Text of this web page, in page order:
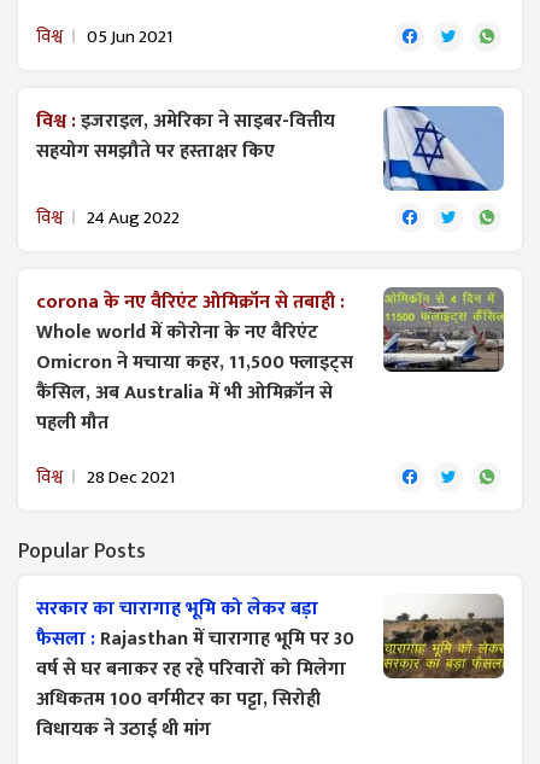
विश्व 05 Jun 2021
विश्व :इजराइल, अमेरिका ने साइबर-वित्तीय
सहयोग समझौते पर हस्ताक्षर किए
विश्व 24 Aug 2022
corona के नए वैरिएंट ओमिक्रॉन से तबाही :
Whole world में कोरोना के नए वैरिएंट
Omicron ने मचाया कहर, 11,500 फ्लाइट्स
कैंसिल, अब Australia में भी ओमिक्रॉन से
पहली मौत
विश्व 28 Dec 2021
Popular Posts
सरकार का चारागाह भूमि को लेकर बड़ा
फैसला :Rajasthan में चारागाह भूमि पर 30
वर्ष से घर बनाकर रह रहे परिवारों को मिलेगा
अधिकतम 100 वर्गमीटर का पट्टा, सिरोही
विधायक ने उठाई थी मांग